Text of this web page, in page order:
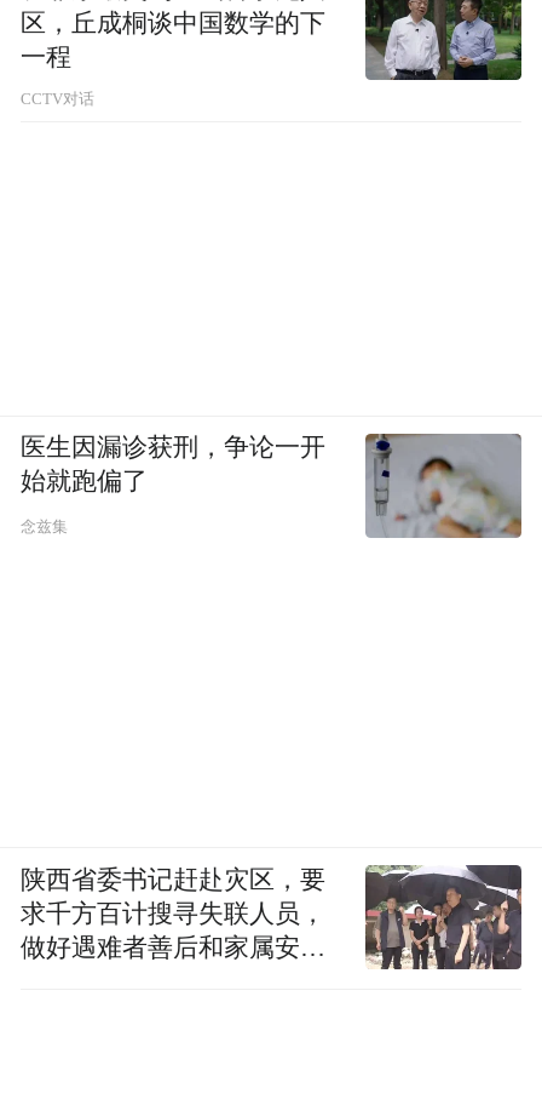
区，丘成桐谈中国数学的下
一程
CCTV对话
医生因漏诊获刑，争论一开
始就跑偏了
念兹集
陕西省委书记赶赴灾区，要
求千方百计搜寻失联人员，
做好遇难者善后和家属安抚